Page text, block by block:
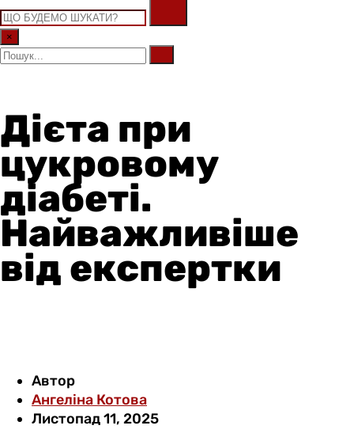
×
Дієта при
цукровому
діабеті.
Найважливіше
від експертки
Автор
Ангеліна Котова
Листопад 11, 2025